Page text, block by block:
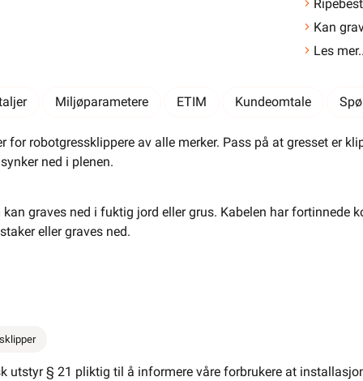
Kontakt
Partnere
Verktøy
Kan
Les
Miljøparametere ETIM Kundeomtale
for robotgressklippere av alle merker. Pass på at gresset er
ned i plenen.
graves ned i fuktig jord eller grus. Kabelen har fortinnede
eller graves ned.
utstyr § 21 pliktig til å informere våre forbrukere at